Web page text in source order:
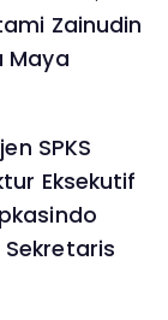
Zainudin
Maya
SPKS
Eksekutif